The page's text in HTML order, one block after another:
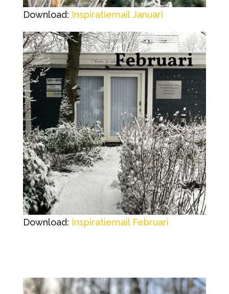
Download: Inspiratiemail Januari
Download: Inspiratiemail Februari